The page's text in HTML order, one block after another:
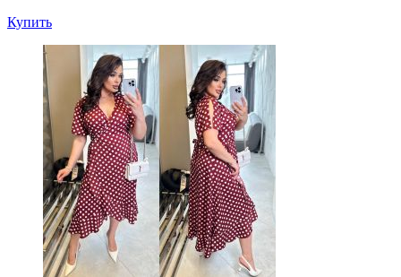
Купить